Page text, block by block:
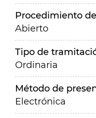
Procedimiento
Abierto
Tipo de
Ordinaria
Método de
Electrónica